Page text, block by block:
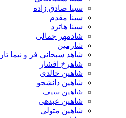
سینا صادق زاده
سینا مقدم
سینا هاترد
شادمهر جمالی
شارمین
شاهد سبحانی فر و نیما تاری
شاهرخ افشار
شاهین خالدی
شاهین دانشجو
شاهین سیف
شاهین عبدهی
شاهین متولی